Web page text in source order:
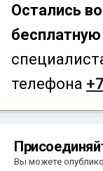
Остались
телефона
Вы можете